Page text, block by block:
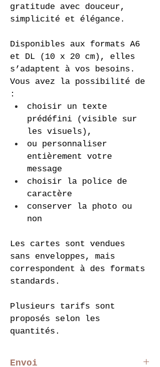
gratitude avec douceur,
simplicité et élégance.
Disponibles aux formats A6
et DL (10 x 20 cm), elles
s’adaptent à vos besoins.
Vous avez la possibilité de
:
choisir un texte
prédéfini (visible sur
les visuels),
ou personnaliser
entièrement votre
message
choisir la police de
caractère
conserver la photo ou
non
Les cartes sont vendues
sans enveloppes, mais
correspondent à des formats
standards.
Plusieurs tarifs sont
proposés selon les
quantités.
Envoi